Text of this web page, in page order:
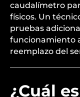
caudalímetro
físicos. Un
pruebas
funcionamiento
reemplazo del
¿Cuál